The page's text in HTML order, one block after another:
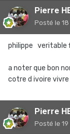
Pierre
Posté le
philippe veritable
a noter que bon
cotre d ivoire
Pierre
Posté le